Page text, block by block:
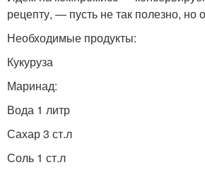
рецепту, — пусть не так полезно, но
Необходимые продукты:
Кукуруза
Маринад:
Вода 1 литр
Сахар 3 ст.л
Соль 1 ст.л